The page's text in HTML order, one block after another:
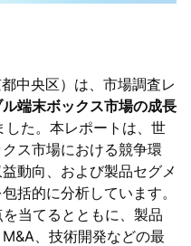
中央区）は、市場調査レ
端末ボックス市場の成長
した。本レポートは、世
ス市場における競争環
動向、および製品セグメ
括的に分析しています。
当てるとともに、製品
、技術開発などの最